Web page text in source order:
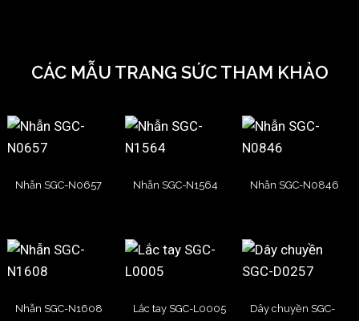
CÁC MẪU TRANG SỨC THAM KHẢO
Nhẫn SGC-N0657 Nhẫn SGC-N1564 Nhẫn SGC-N0846
Nhẫn SGC-N1608 Lắc tay SGC-L0005
Dây chuyền SGC-